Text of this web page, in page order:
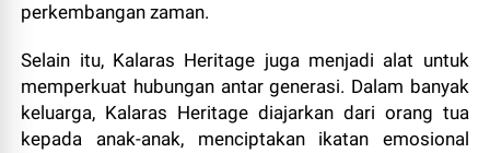
perkembangan zaman.
Selain itu, Kalaras Heritage juga menjadi alat untuk
memperkuat hubungan antar generasi. Dalam banyak
keluarga, Kalaras Heritage diajarkan dari orang tua
kepada anak-anak, menciptakan ikatan emosional